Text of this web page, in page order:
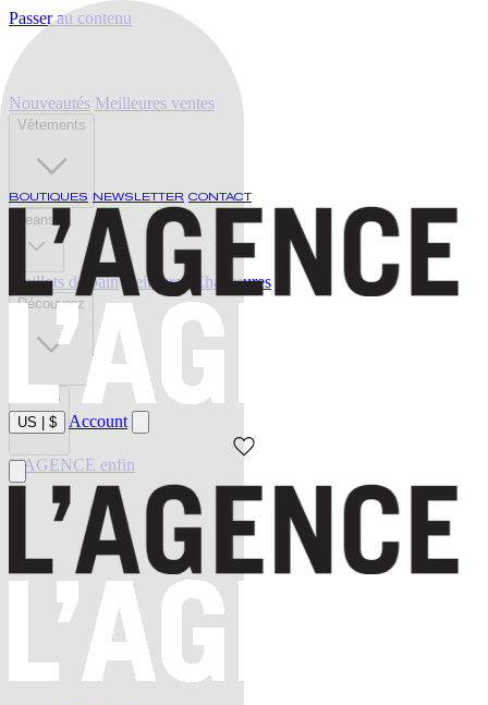
Passer au contenu
BOUTIQUES NEWSLETTER CONTACT
US $ Account
Nouveautés Meilleures ventes
Vêtements
Jeans
Maillots de bain Ceintures Chaussures
Découvrez
Soldes
L'AGENCE enfin